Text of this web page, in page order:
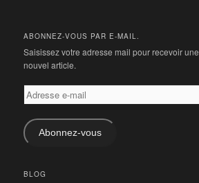
ABONNEZ-VOUS PAR E-MAIL.
Saisissez votre adresse mail pour recevoir
nouvel article.
Adresse
e-
mail
Abonnez-vous
BLOG